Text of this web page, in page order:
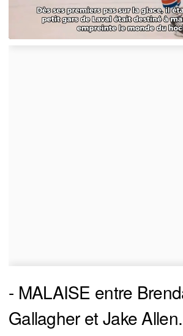
- MALAISE entre
Gallagher et Jake